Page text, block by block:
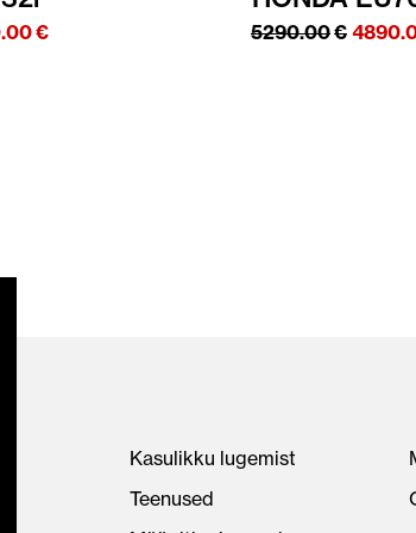
€Praegune
5290.00€ Algne
Kasulikku lugemist
Teenused